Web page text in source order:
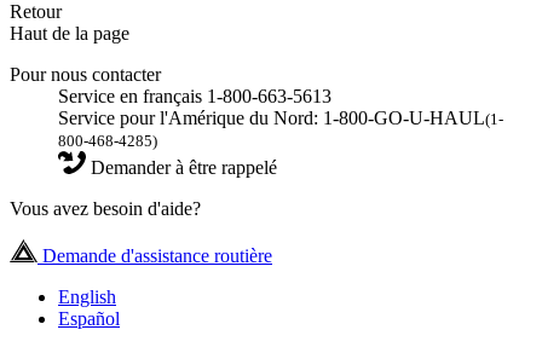
Retour
Haut de la page
Pour nous contacter
Service en français 1-800-663-5613
Service pour l'Amérique du Nord: 1-800-GO-U-HAUL(1-
800-468-4285)
Demander à être rappelé
Vous avez besoin d'aide?
Demande d'assistance routière
English
Español